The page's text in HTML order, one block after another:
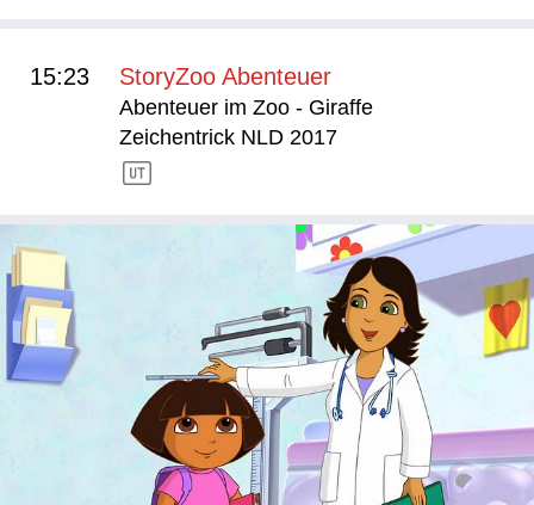
15:23 StoryZoo Abenteuer
Abenteuer im Zoo - Giraffe
Zeichentrick NLD 2017